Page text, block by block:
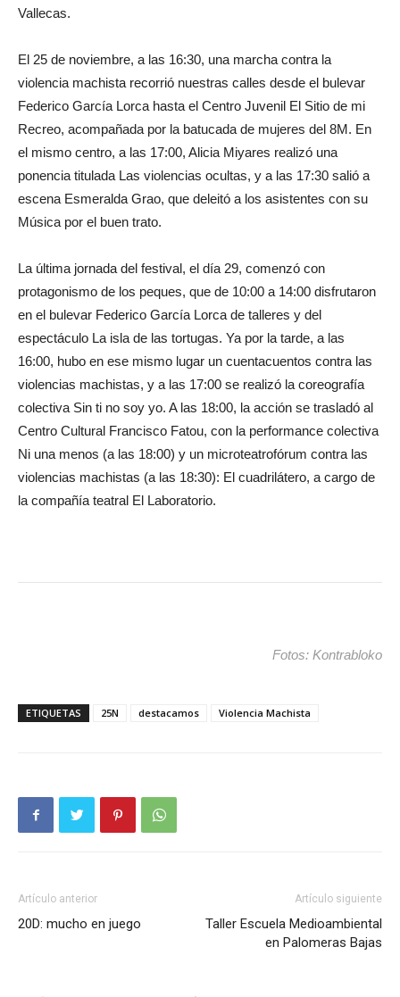
Vallecas.
El 25 de noviembre, a las 16:30, una marcha contra la
violencia machista recorrió nuestras calles desde el bulevar
Federico García Lorca hasta el Centro Juvenil El Sitio de mi
Recreo, acompañada por la batucada de mujeres del 8M. En
el mismo centro, a las 17:00, Alicia Miyares realizó una
ponencia titulada Las violencias ocultas, y a las 17:30 salió a
escena Esmeralda Grao, que deleitó a los asistentes con su
Música por el buen trato.
La última jornada del festival, el día 29, comenzó con
protagonismo de los peques, que de 10:00 a 14:00 disfrutaron
en el bulevar Federico García Lorca de talleres y del
espectáculo La isla de las tortugas. Ya por la tarde, a las
16:00, hubo en ese mismo lugar un cuentacuentos contra las
violencias machistas, y a las 17:00 se realizó la coreografía
colectiva Sin ti no soy yo. A las 18:00, la acción se trasladó al
Centro Cultural Francisco Fatou, con la performance colectiva
Ni una menos (a las 18:00) y un microteatrofórum contra las
violencias machistas (a las 18:30): El cuadrilátero, a cargo de
la compañía teatral El Laboratorio.
Fotos: Kontrabloko
ETIQUETAS 25N destacamos Violencia Machista
Artículo anterior
20D: mucho en juego
Artículo siguiente
Taller Escuela Medioambiental
en Palomeras Bajas